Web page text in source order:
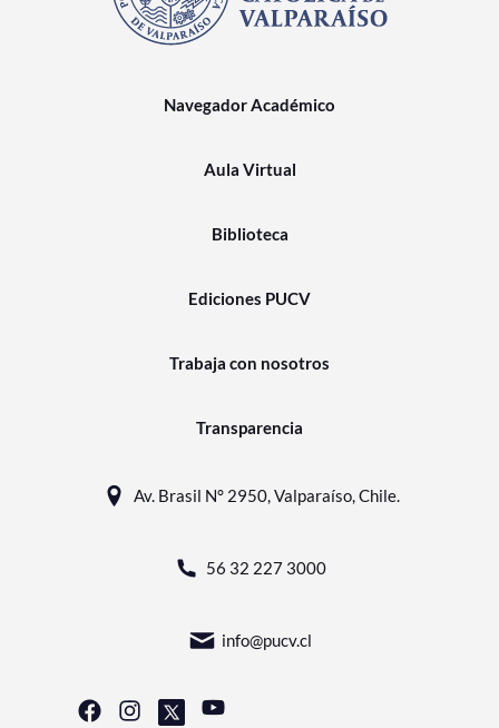
Navegador Académico
Aula Virtual
Biblioteca
Ediciones PUCV
Trabaja con nosotros
Transparencia
Av. Brasil N° 2950, Valparaíso, Chile.
56 32 227 3000
info@pucv.cl